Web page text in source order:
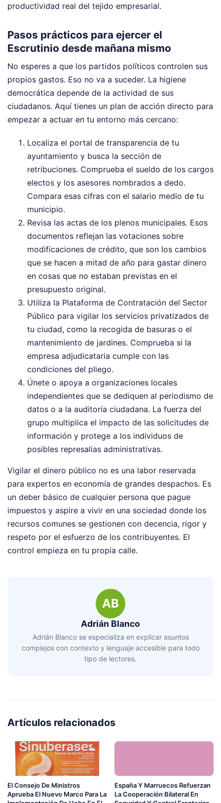
productividad real del tejido empresarial.
Pasos prácticos para ejercer el
Escrutinio desde mañana mismo
No esperes a que los partidos políticos controlen sus
propios gastos. Eso no va a suceder. La higiene
democrática depende de la actividad de sus
ciudadanos. Aquí tienes un plan de acción directo para
empezar a actuar en tu entorno más cercano:
Localiza el portal de transparencia de tu
ayuntamiento y busca la sección de
retribuciones. Comprueba el sueldo de los cargos
electos y los asesores nombrados a dedo.
Compara esas cifras con el salario medio de tu
municipio.
Revisa las actas de los plenos municipales. Esos
documentos reflejan las votaciones sobre
modificaciones de crédito, que son los cambios
que se hacen a mitad de año para gastar dinero
en cosas que no estaban previstas en el
presupuesto original.
Utiliza la Plataforma de Contratación del Sector
Público para vigilar los servicios privatizados de
tu ciudad, como la recogida de basuras o el
mantenimiento de jardines. Comprueba si la
empresa adjudicataria cumple con las
condiciones del pliego.
Únete o apoya a organizaciones locales
independientes que se dediquen al periodismo de
datos o a la auditoría ciudadana. La fuerza del
grupo multiplica el impacto de las solicitudes de
información y protege a los individuos de
posibles represalias administrativas.
Vigilar el dinero público no es una labor reservada
para expertos en economía de grandes despachos. Es
un deber básico de cualquier persona que pague
impuestos y aspire a vivir en una sociedad donde los
recursos comunes se gestionen con decencia, rigor y
respeto por el esfuerzo de los contribuyentes. El
control empieza en tu propia calle.
AB
Adrián Blanco
Adrián Blanco se especializa en explicar asuntos
complejos con contexto y lenguaje accesible para todo
tipo de lectores.
Artículos relacionados
El Consejo De Ministros
Aprueba El Nuevo Marco Para La
España Y Marruecos Refuerzan
La Cooperación Bilateral En